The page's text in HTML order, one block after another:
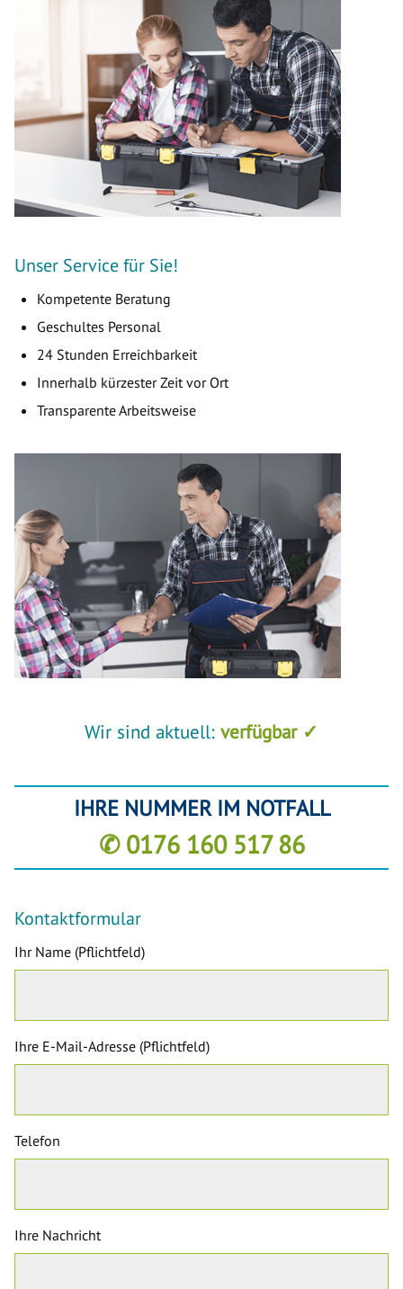
Unser Service für Sie!
Kompetente Beratung
Geschultes Personal
24 Stunden Erreichbarkeit
Innerhalb kürzester Zeit vor Ort
Transparente Arbeitsweise
Wir sind aktuell: verfügbar ✓
IHRE NUMMER IM NOTFALL
✆ 0176 160 517 86
Kontaktformular
Ihr Name (Pflichtfeld)
Ihre E-Mail-Adresse (Pflichtfeld)
Telefon
Ihre Nachricht